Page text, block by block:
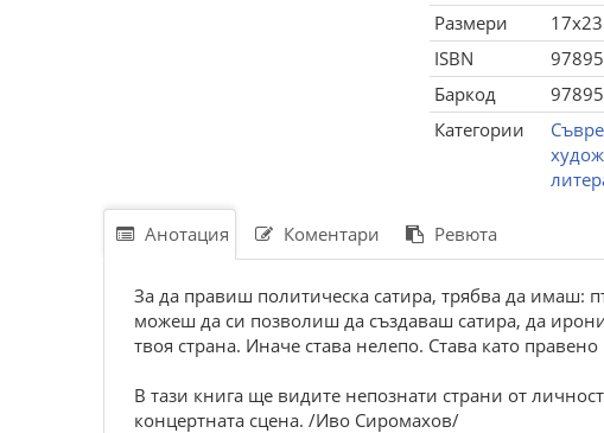
Размери
17x23
ISBN
Баркод
Категории
Анотация Коментари Ревюта
За да правиш политическа сатира, трябва да имаш:
можеш да си позволиш да създаваш сатира, да
твоя страна. Иначе става нелепо. Става като
В тази книга ще видите непознати страни от
концертната сцена. /Иво Сиромахов/